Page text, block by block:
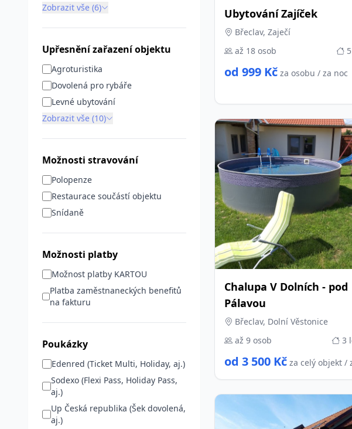
Zobrazit vše (6)
Upřesnění zařazení objektu
Agroturistika
Dovolená pro rybáře
Levné ubytování
Zobrazit vše (10)
Možnosti stravování
Polopenze
Restaurace součástí objektu
Snídaně
Možnosti platby
Možnost platby KARTOU
Platba zaměstnaneckých benefitů
na fakturu
Poukázky
Edenred (Ticket Multi, Holiday, aj.)
Sodexo (Flexi Pass, Holiday Pass,
aj.)
Up Česká republika (Šek dovolená,
aj.)
Ubytování Zajíček
Břeclav, Zaječí
až 18 osob
od 999 Kč za osobu / za noc
Chalupa V Dolních - pod
Pálavou
Břeclav, Dolní Věstonice
až 9 osob
3
od 3 500 Kč za celý objekt /